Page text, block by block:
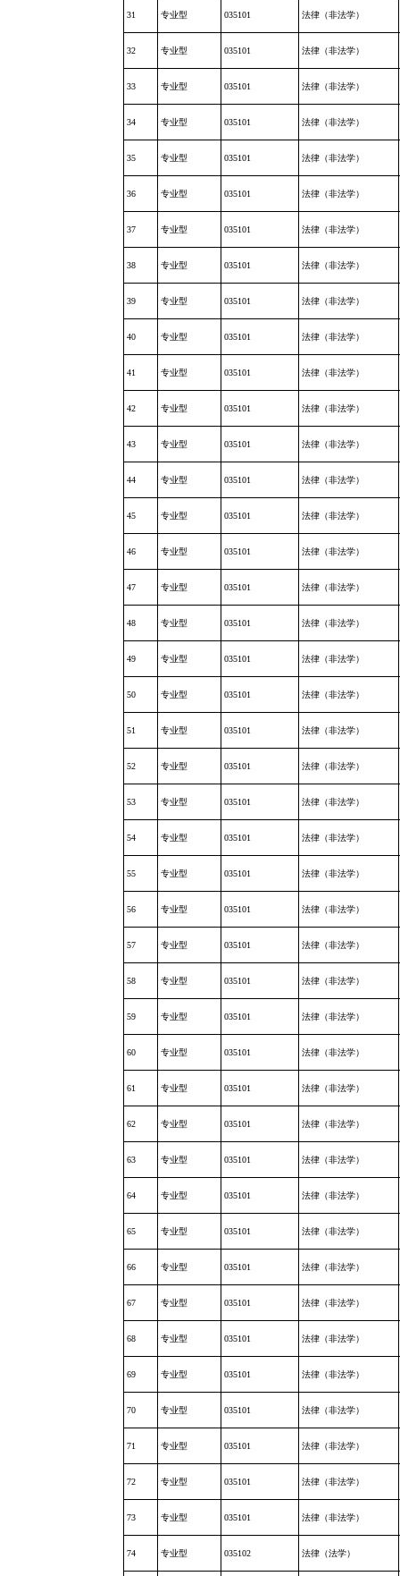
31 专业型 035101 法律（非法学）
32 专业型 035101 法律（非法学）
33 专业型 035101 法律（非法学）
34 专业型 035101 法律（非法学）
35 专业型 035101 法律（非法学）
36 专业型 035101 法律（非法学）
37 专业型 035101 法律（非法学）
38 专业型 035101 法律（非法学）
39 专业型 035101 法律（非法学）
40 专业型 035101 法律（非法学）
41 专业型 035101 法律（非法学）
42 专业型 035101 法律（非法学）
43 专业型 035101 法律（非法学）
44 专业型 035101 法律（非法学）
45 专业型 035101 法律（非法学）
46 专业型 035101 法律（非法学）
47 专业型 035101 法律（非法学）
48 专业型 035101 法律（非法学）
49 专业型 035101 法律（非法学）
50 专业型 035101 法律（非法学）
51 专业型 035101 法律（非法学）
52 专业型 035101 法律（非法学）
53 专业型 035101 法律（非法学）
54 专业型 035101 法律（非法学）
55 专业型 035101 法律（非法学）
56 专业型 035101 法律（非法学）
57 专业型 035101 法律（非法学）
58 专业型 035101 法律（非法学）
59 专业型 035101 法律（非法学）
60 专业型 035101 法律（非法学）
61 专业型 035101 法律（非法学）
62 专业型 035101 法律（非法学）
63 专业型 035101 法律（非法学）
64 专业型 035101 法律（非法学）
65 专业型 035101 法律（非法学）
66 专业型 035101 法律（非法学）
67 专业型 035101 法律（非法学）
68 专业型 035101 法律（非法学）
69 专业型 035101 法律（非法学）
70 专业型 035101 法律（非法学）
71 专业型 035101 法律（非法学）
72 专业型 035101 法律（非法学）
73 专业型 035101 法律（非法学）
74 专业型 035102 法律（法学）